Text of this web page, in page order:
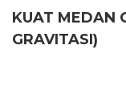
KUAT MEDAN
GRAVITASI)